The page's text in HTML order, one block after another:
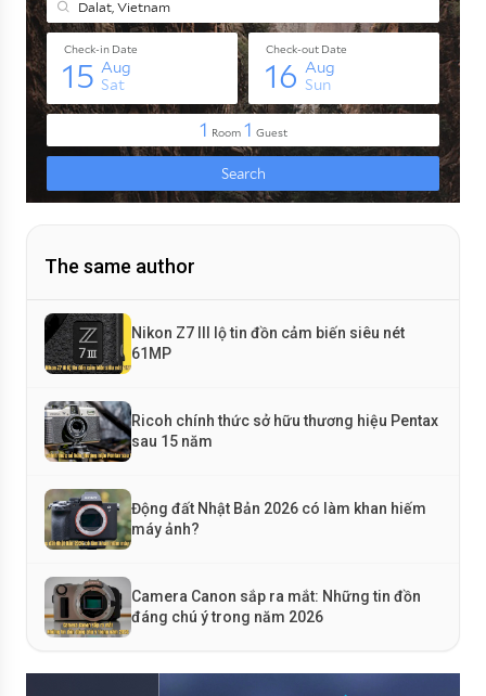
The same author
Nikon Z7 III lộ tin đồn cảm biến siêu nét
61MP
Ricoh chính thức sở hữu thương hiệu Pentax
sau 15 năm
Động đất Nhật Bản 2026 có làm khan hiếm
máy ảnh?
Camera Canon sắp ra mắt: Những tin đồn
đáng chú ý trong năm 2026